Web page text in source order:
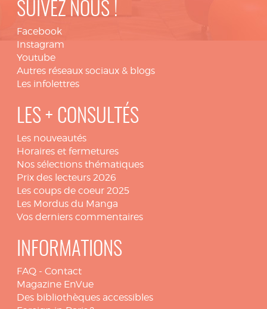
SUIVEZ NOUS !
Facebook
Instagram
Youtube
Autres réseaux sociaux & blogs
Les infolettres
LES + CONSULTÉS
Les nouveautés
Horaires et fermetures
Nos sélections thématiques
Prix des lecteurs 2026
Les coups de coeur 2025
Les Mordus du Manga
Vos derniers commentaires
INFORMATIONS
FAQ - Contact
Magazine EnVue
Des bibliothèques accessibles